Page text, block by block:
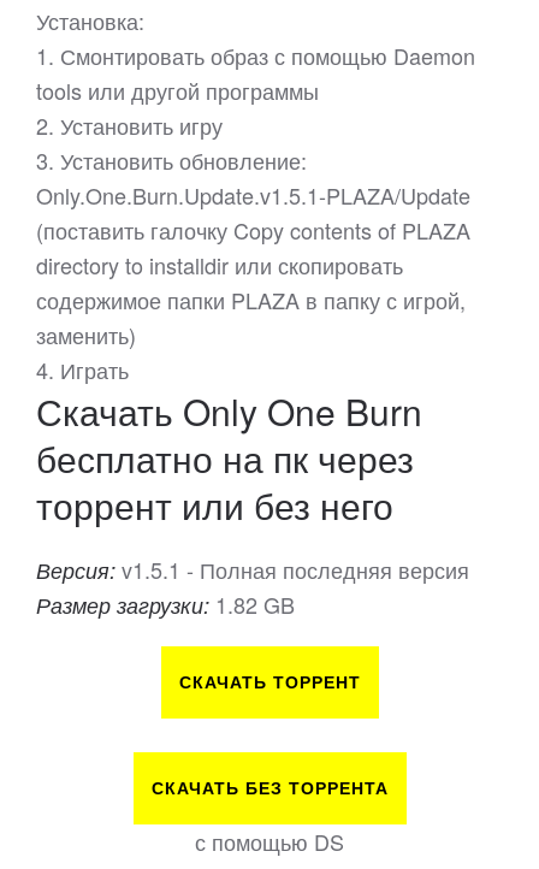
Установка:
1. Смонтировать образ с помощью Daemon
tools или другой программы
2. Установить игру
3. Установить обновление:
Only.One.Burn.Update.v1.5.1-PLAZA/Update
(поставить галочку Copy contents of PLAZA
directory to installdir или скопировать
содержимое папки PLAZA в папку с игрой,
заменить)
4. Играть
Скачать Only One Burn
бесплатно на пк через
торрент или без него
Версия: v1.5.1 - Полная последняя версия
Размер загрузки: 1.82 GB
СКАЧАТЬ ТОРРЕНТ
СКАЧАТЬ БЕЗ ТОРРЕНТА
с помощью DS